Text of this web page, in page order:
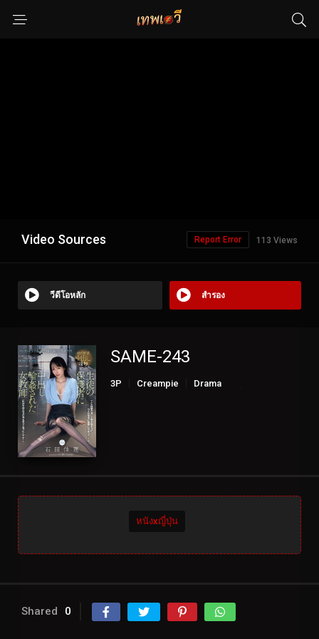
Video Sources 113 Views
Report Error
วีดีโอหลัก สำรอง
SAME-243
3P Creampie
Drama
หนังxญี่ปุ่น
Shared 0